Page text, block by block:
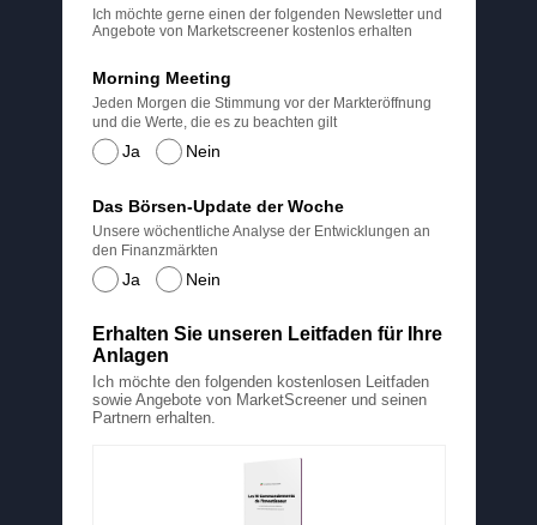
Ich möchte gerne einen der folgenden Newsletter und
Angebote von Marketscreener kostenlos erhalten
Ja Nein
Morning Meeting
Jeden Morgen die Stimmung vor der Markteröffnung
und die Werte, die es zu beachten gilt
Ja Nein
Das Börsen-Update der Woche
Unsere wöchentliche Analyse der Entwicklungen an
den Finanzmärkten
Erhalten Sie unseren Leitfaden für Ihre
Anlagen
Ich möchte den folgenden kostenlosen Leitfaden
sowie Angebote von MarketScreener und seinen
Partnern erhalten.